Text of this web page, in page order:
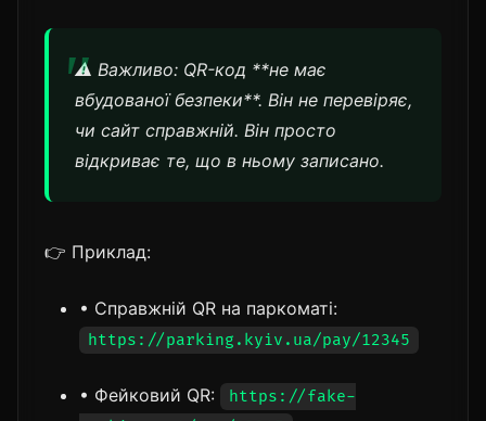
⚠️ Важливо: QR-код **не має
вбудованої безпеки**. Він не перевіряє,
чи сайт справжній. Він просто
відкриває те, що в ньому записано.
👉 Приклад:
• Справжній QR на паркоматі:
https://parking.kyiv.ua/pay/12345
• Фейковий QR:
https://fake-